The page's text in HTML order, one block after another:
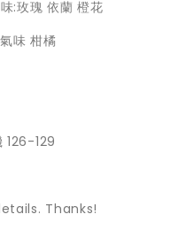
:玫瑰 依蘭 橙花
味 柑橘
126-129
Thanks!